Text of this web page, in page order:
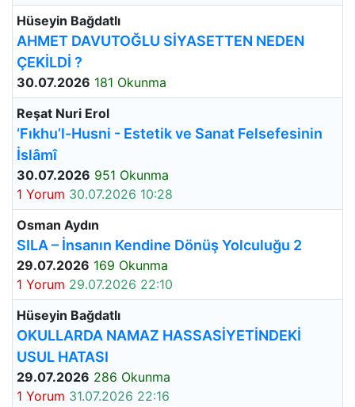
Hüseyin Bağdatlı
AHMET DAVUTOĞLU SİYASETTEN NEDEN
ÇEKİLDİ ?
30.07.2026 181 Okunma
Reşat Nuri Erol
‘Fıkhu’l-Husni - Estetik ve Sanat Felsefesinin
İslâmî
30.07.2026 951 Okunma
1 Yorum 30.07.2026 10:28
Osman Aydın
SILA – İnsanın Kendine Dönüş Yolculuğu 2
29.07.2026 169 Okunma
1 Yorum 29.07.2026 22:10
Hüseyin Bağdatlı
OKULLARDA NAMAZ HASSASİYETİNDEKİ
USUL HATASI
29.07.2026 286 Okunma
1 Yorum 31.07.2026 22:16